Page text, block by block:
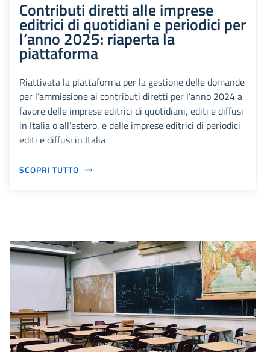
Contributi diretti alle imprese
editrici di quotidiani e periodici per
l’anno 2025: riaperta la
piattaforma
Riattivata la piattaforma per la gestione delle domande
per l’ammissione ai contributi diretti per l’anno 2024 a
favore delle imprese editrici di quotidiani, editi e diffusi
in Italia o all’estero, e delle imprese editrici di periodici
editi e diffusi in Italia
SCOPRI TUTTO